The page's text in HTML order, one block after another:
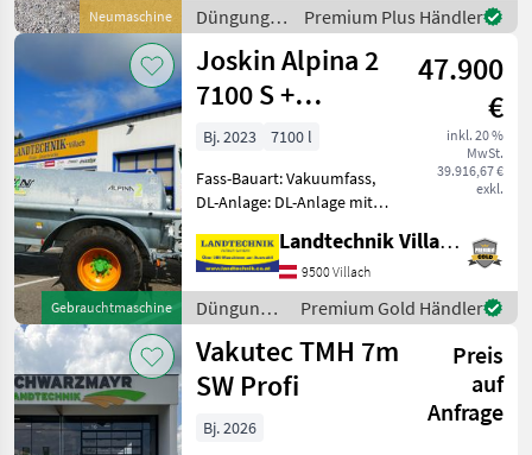
Neumaschine
Dreikammerleuchten -
Schie
Düngung
und
Beregnung
/ Oehler
Premium Plus Händler
Gebrauchtmaschine
Joskin Alpina 2
7100 S +
Schleppschuhverteiler
47.900
€
inkl. 20 %
MwSt.
39.916,67 €
exkl.
Bj. 2023
7100 l
Fass-Bauart: Vakuumfass,
DL-Anlage: DL-Anlage mit
Bremsen, Breitverteiler,
Schleppschlauchverteiler,
Druckluftbremse,
Füllstandsanzeiger mit
Schwimm
Landtechnik Villach GmbH
9500 Villach
Düngung
und
Beregnung
/ Joskin
Premium Gold Händler
Vakutec TMH 7m
SW Profi
Preis
auf
Anfrage
Bj. 2026